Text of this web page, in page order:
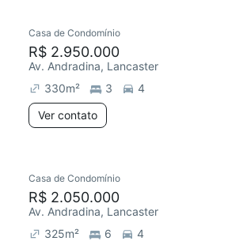
Casa de Condomínio
R$ 2.950.000
Av. Andradina, Lancaster
330m² 3
4
Ver contato
Casa de Condomínio
R$ 2.050.000
Av. Andradina, Lancaster
325m² 6
4